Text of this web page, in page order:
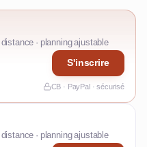
· planning ajustable
S'inscrire
CB · PayPal · sécurisé
· planning ajustable